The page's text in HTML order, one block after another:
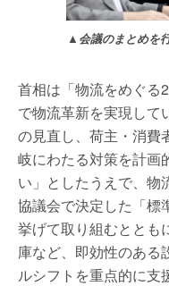
▲会議のまとめを
首相は「物流をめぐる
で物流革新を実現して
の見直し、荷主・消費
岐にわたる対策を計画
い」としたうえで、物
協議会で決定した「標
挙げて取り組むととも
庫など、即効性のある
ルシフトを重点的に支